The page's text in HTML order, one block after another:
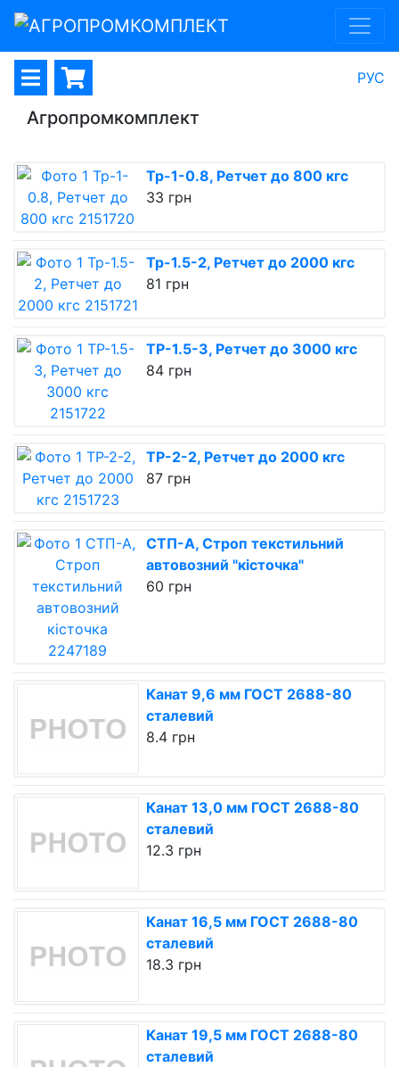
РУС
Агропромкомплект
Тр-1-0.8, Ретчет до 800 кгс
33 грн
Тр-1.5-2, Ретчет до 2000 кгс
81 грн
ТР-1.5-3, Ретчет до 3000 кгс
84 грн
ТР-2-2, Ретчет до 2000 кгс
87 грн
СТП-А, Строп текстильний
автовозний "кісточка"
60 грн
Канат 9,6 мм ГОСТ 2688-80
сталевий
8.4 грн
Канат 13,0 мм ГОСТ 2688-80
сталевий
12.3 грн
Канат 16,5 мм ГОСТ 2688-80
сталевий
18.3 грн
Канат 19,5 мм ГОСТ 2688-80
сталевий